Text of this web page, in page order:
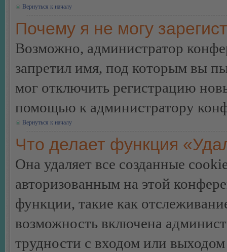
Вернуться к началу
Почему я не могу
Возможно, администратор
запретил имя, под которым вы
мог отключить регистрацию
помощью к администратору
Вернуться к началу
Что делает функция
Она удаляет все созданные
авторизованным на этой
функции, такие как
возможность включена
трудности с входом или